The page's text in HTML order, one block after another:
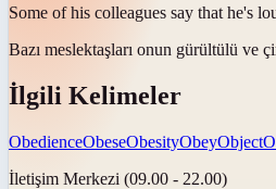
Some of his colleagues say that he's
Bazı meslektaşları onun gürültülü ve
İlgili Kelimeler
ObedienceObeseObesityObeyObject
İletişim Merkezi (09.00 - 22.00)